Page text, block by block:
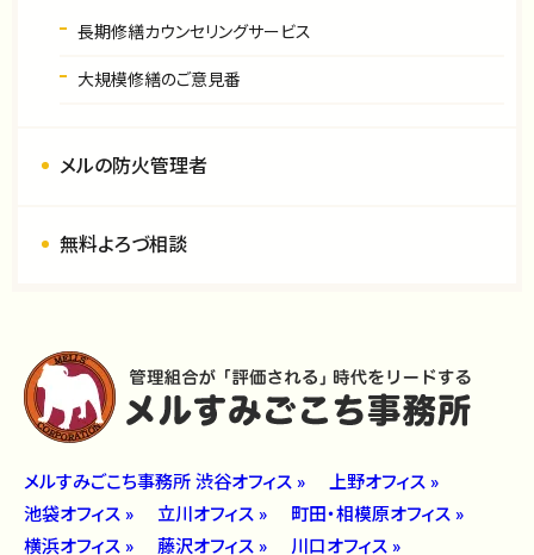
長期修繕カウンセリングサービス
大規模修繕のご意見番
メルの防火管理者
無料よろづ相談
メルすみごこち事務所 渋谷オフィス »
上野オフィス »
池袋オフィス »
立川オフィス »
町田・相模原オフィス »
横浜オフィス »
藤沢オフィス »
川口オフィス »